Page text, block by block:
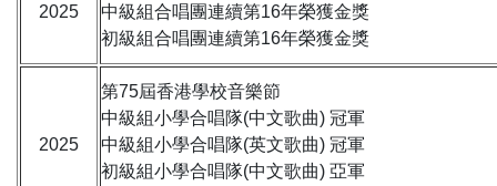
2025
中級組合唱團連續第16年榮獲金獎
初級組合唱團連續第16年榮獲金獎
2025
第75屆香港學校音樂節
中級組小學合唱隊(中文歌曲) 冠軍
中級組小學合唱隊(英文歌曲) 冠軍
初級組小學合唱隊(中文歌曲) 亞軍